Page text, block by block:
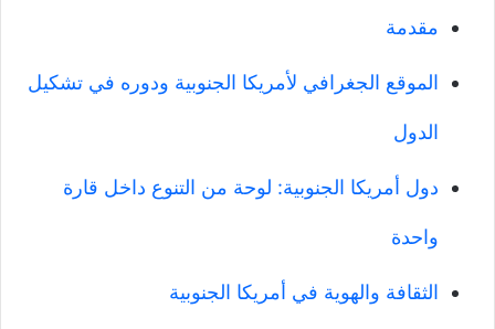
مقدمة
الموقع الجغرافي لأمريكا الجنوبية ودوره في تشكيل
الدول
دول أمريكا الجنوبية: لوحة من التنوع داخل قارة
واحدة
الثقافة والهوية في أمريكا الجنوبية